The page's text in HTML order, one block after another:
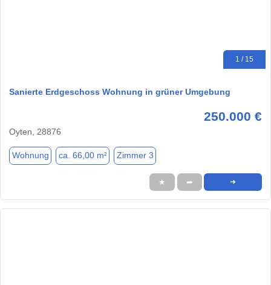
1 / 15
Sanierte Erdgeschoss Wohnung in grüner Umgebung
250.000 €
Oyten, 28876
Wohnung ca. 66,00 m² Zimmer 3
★ ➦ ➜